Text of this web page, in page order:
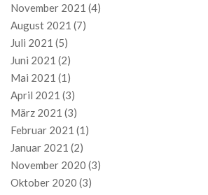
November 2021 (4)
August 2021 (7)
Juli 2021 (5)
Juni 2021 (2)
Mai 2021 (1)
April 2021 (3)
März 2021 (3)
Februar 2021 (1)
Januar 2021 (2)
November 2020 (3)
Oktober 2020 (3)